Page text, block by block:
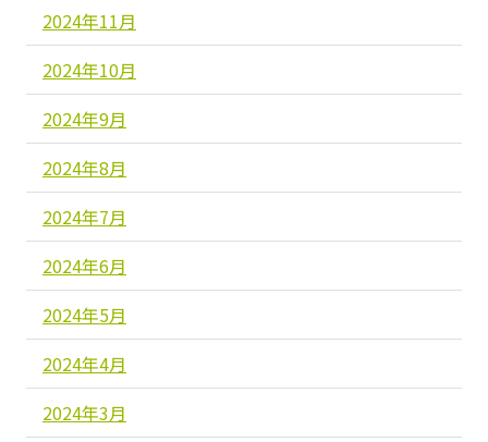
2024年11月
2024年10月
2024年9月
2024年8月
2024年7月
2024年6月
2024年5月
2024年4月
2024年3月